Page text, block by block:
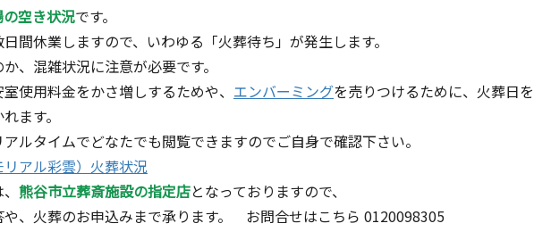
空き状況です。
間休業しますので、いわゆる「火葬待ち」が発生します。
、混雑状況に注意が必要です。
使用料金をかさ増しするためや、 エンバーミングを売りつけるために、火葬日を
ます。
ルタイムでどなたでも閲覧できますのでご自身で確認下さい。
アル彩雲）火葬状況
熊谷市立葬斎施設の指定店となっておりますので、
、火葬のお申込みまで承ります。 お問合せはこちら 0120098305